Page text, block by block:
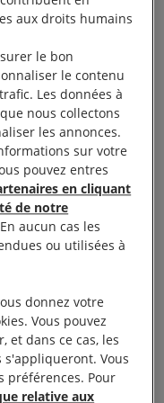
pas de
qu’en tant
pour amener les
J’ai réécrit
ouvert les yeux.
la vie. J’ai
harcèlement,
à une amie.
ne m’a
dans lequel
supporte pas
combattre et
aux droits humains
le bon
le contenu
Les données à
nous collectons
les annonces.
sur votre
pouvez entres
en cliquant
de notre
aucun cas les
ou utilisées à
donnez votre
Vous pouvez
et dans ce cas, les
s'appliqueront. Vous
préférences. Pour
relative aux